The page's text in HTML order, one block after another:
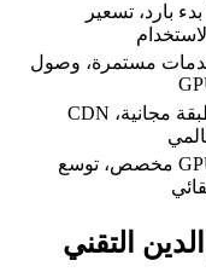
بدء بارد، تسعير
مستمرة، وصول
طبقة مجانية، CDN
GPU مخصص، توسع
التقني